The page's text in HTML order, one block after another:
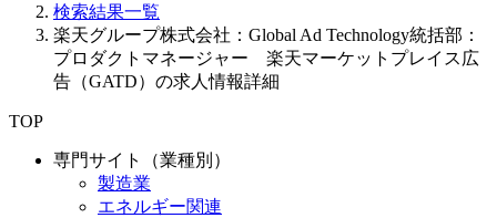
検索結果一覧
楽天グループ株式会社：Global Ad Technology統括部：
プロダクトマネージャー 楽天マーケットプレイス広
告（GATD）の求人情報詳細
TOP
専門サイト（業種別）
製造業
エネルギー関連